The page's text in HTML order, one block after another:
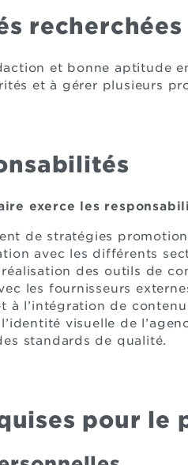
recherchées
et bonne aptitude
et à gérer plusieurs
exerce les
de stratégies
avec les différents
des outils de
les fournisseurs
à l’intégration de
visuelle de
standards de qualité.
pour le